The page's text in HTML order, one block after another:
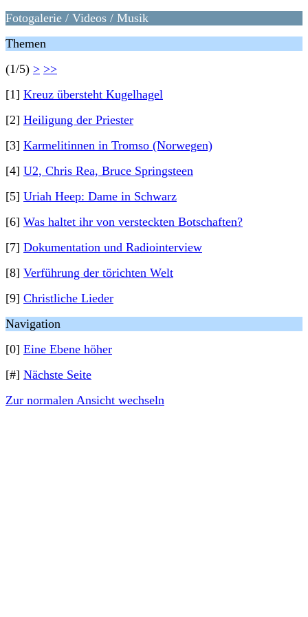
Fotogalerie / Videos / Musik
Themen
(1/5) > >>
[1] Kreuz übersteht Kugelhagel
[2] Heiligung der Priester
[3] Karmelitinnen in Tromso (Norwegen)
[4] U2, Chris Rea, Bruce Springsteen
[5] Uriah Heep: Dame in Schwarz
[6] Was haltet ihr von versteckten Botschaften?
[7] Dokumentation und Radiointerview
[8] Verführung der törichten Welt
[9] Christliche Lieder
Navigation
[0] Eine Ebene höher
[#] Nächste Seite
Zur normalen Ansicht wechseln